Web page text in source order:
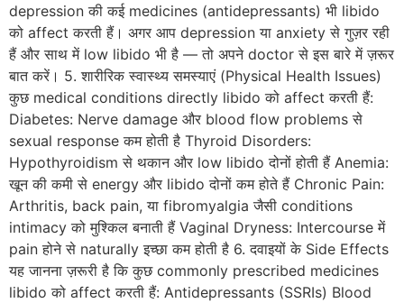
depression की कई medicines (antidepressants) भी libido
को affect करती हैं। अगर आप depression या anxiety से गुज़र रही
हैं और साथ में low libido भी है — तो अपने doctor से इस बारे में ज़रूर
बात करें। 5. शारीरिक स्वास्थ्य समस्याएं (Physical Health Issues)
कुछ medical conditions directly libido को affect करती हैं:
Diabetes: Nerve damage और blood flow problems से
sexual response कम होती है Thyroid Disorders:
Hypothyroidism से थकान और low libido दोनों होती हैं Anemia:
खून की कमी से energy और libido दोनों कम होते हैं Chronic Pain:
Arthritis, back pain, या fibromyalgia जैसी conditions
intimacy को मुश्किल बनाती हैं Vaginal Dryness: Intercourse में
pain होने से naturally इच्छा कम होती है 6. दवाइयों के Side Effects
यह जानना ज़रूरी है कि कुछ commonly prescribed medicines
libido को affect करती हैं: Antidepressants (SSRIs) Blood